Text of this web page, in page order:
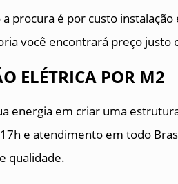
procura é por custo
você encontrará preço justo
ELÉTRICA POR M2
energia em criar uma
e atendimento em todo
qualidade.